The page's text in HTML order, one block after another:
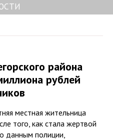
района
рублей
местная жительница
того, как стала жертвой
данным полиции,